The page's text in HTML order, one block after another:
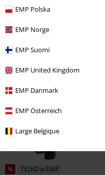
EMP Polska
EMP Norge
EMP Suomi
EMP United Kingdom
EMP Danmark
EMP Österreich
Large Belgique
% TYLKO w EMP